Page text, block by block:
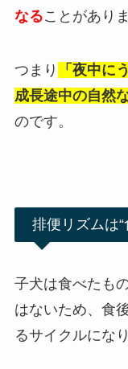
なることがありま
つまり
「夜中に
成長途中の自然
のです。
排便リズムは
子犬は食べたも
はないため、食
るサイクルにな